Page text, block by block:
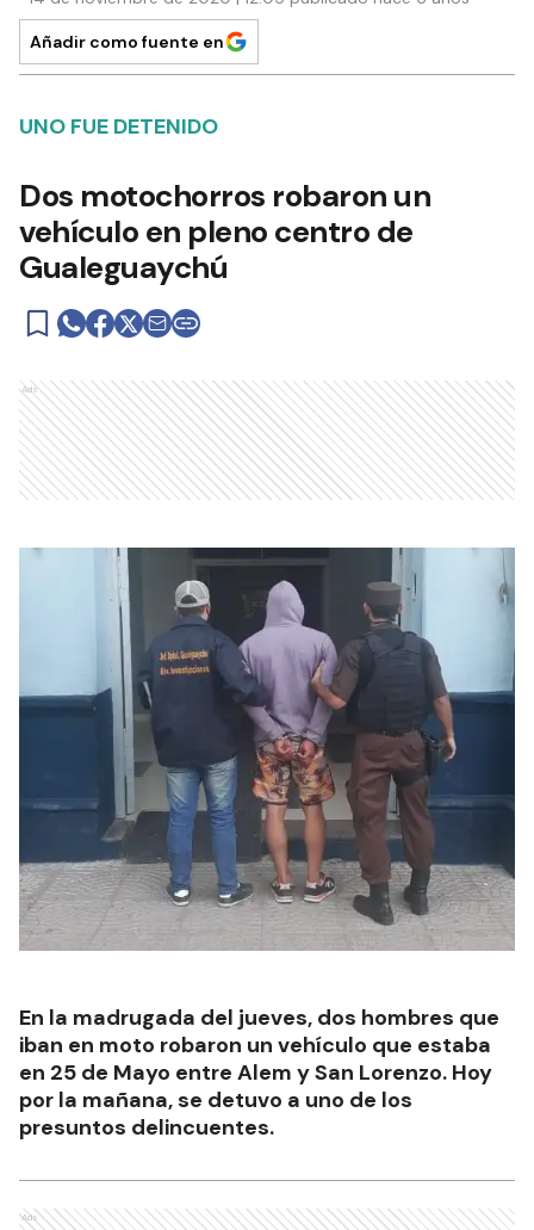
Añadir como fuente en
UNO FUE DETENIDO
Dos motochorros robaron un
vehículo en pleno centro de
Gualeguaychú
Ads
En la madrugada del jueves, dos hombres que
iban en moto robaron un vehículo que estaba
en 25 de Mayo entre Alem y San Lorenzo. Hoy
por la mañana, se detuvo a uno de los
presuntos delincuentes.
Ads